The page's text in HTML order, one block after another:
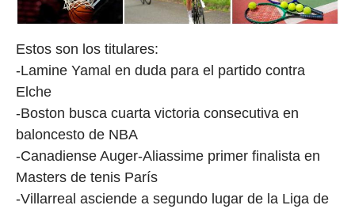
Estos son los titulares:
-Lamine Yamal en duda para el partido contra
Elche
-Boston busca cuarta victoria consecutiva en
baloncesto de NBA
-Canadiense Auger-Aliassime primer finalista en
Masters de tenis París
-Villarreal asciende a segundo lugar de la Liga de